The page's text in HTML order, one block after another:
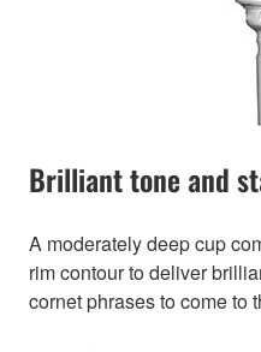
Brilliant tone and
A moderately deep cup
rim contour to deliver
cornet phrases to come to